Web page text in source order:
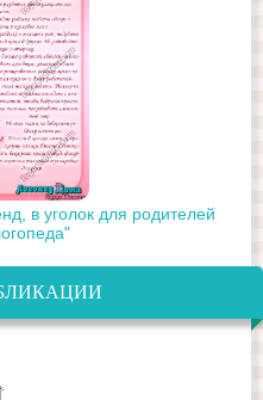
в уголок для родителей